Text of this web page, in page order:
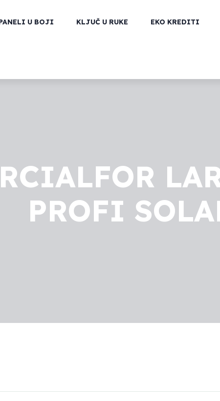
U BOJI KLJUČ U RUKE EKO KREDITI
PROFI